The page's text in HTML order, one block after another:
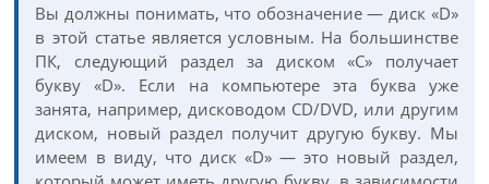
Вы должны понимать, что обозначение — диск «D»
в этой статье является условным. На большинстве
ПК, следующий раздел за диском «C» получает
букву «D». Если на компьютере эта буква уже
занята, например, дисководом CD/DVD, или другим
диском, новый раздел получит другую букву. Мы
имеем в виду, что диск «D» — это новый раздел,